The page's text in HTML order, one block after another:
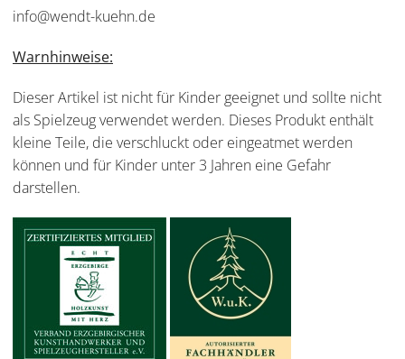
info@wendt-kuehn.de
Warnhinweise:
Dieser Artikel ist nicht für Kinder geeignet und sollte nicht
als Spielzeug verwendet werden. Dieses Produkt enthält
kleine Teile, die verschluckt oder eingeatmet werden
können und für Kinder unter 3 Jahren eine Gefahr
darstellen.